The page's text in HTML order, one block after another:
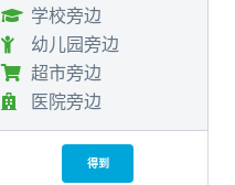
学校旁边
幼儿园旁边
超市旁边
医院旁边
得到